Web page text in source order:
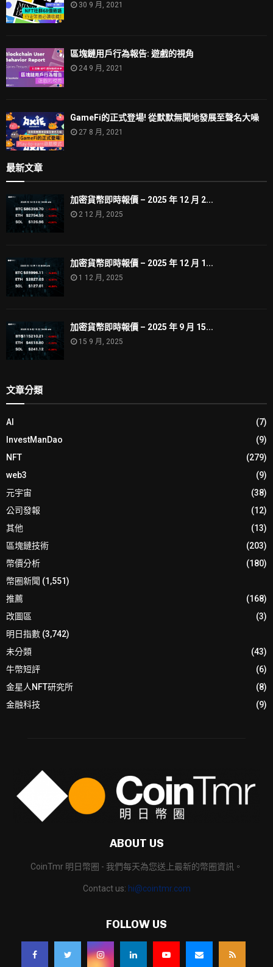
30 9 月, 2021
區塊鏈用戶行為報告: 遊戲的視角
24 9 月, 2021
GameFi的正式登場! 從默默無聞地發展至聲名大噪
27 8 月, 2021
最新文章
加密貨幣即時報價 – 2025 年 12 月 2...
2 12 月, 2025
加密貨幣即時報價 – 2025 年 12 月 1...
1 12 月, 2025
加密貨幣即時報價 – 2025 年 9 月 15...
15 9 月, 2025
文章分類
AI
(7)
InvestManDao
(9)
NFT
(279)
web3
(9)
元宇宙
(38)
公司發報
(12)
其他
(13)
區塊鏈技術
(203)
幣價分析
(180)
幣圈新聞 (1,551)
推薦
(168)
改圖區
(3)
明日指數 (3,742)
未分類
(43)
牛幣短評
(6)
金星人NFT研究所
(8)
金融科技
(9)
ABOUT US
CoinTmr 明日幣圈 - 我們每天為您送上最新的幣圈資訊。
Contact us: hi@cointmr.com
FOLLOW US